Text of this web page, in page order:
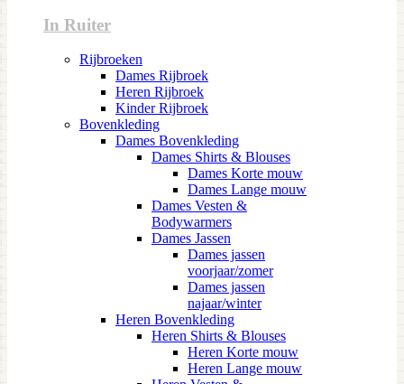
In Ruiter
Rijbroeken
Dames Rijbroek
Heren Rijbroek
Kinder Rijbroek
Bovenkleding
Dames Bovenkleding
Dames Shirts & Blouses
Dames Korte mouw
Dames Lange mouw
Dames Vesten &
Bodywarmers
Dames Jassen
Dames jassen
voorjaar/zomer
Dames jassen
najaar/winter
Heren Bovenkleding
Heren Shirts & Blouses
Heren Korte mouw
Heren Lange mouw